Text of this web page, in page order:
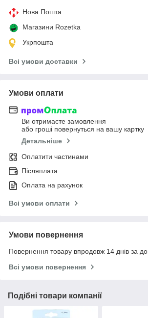
Нова Пошта
Магазини Rozetka
Укрпошта
Всі умови доставки
Умови оплати
Ви отримаєте замовлення
або гроші повернуться на вашу картку
Детальніше
Оплатити частинами
Післяплата
Оплата на рахунок
Всі умови оплати
Умови повернення
Повернення товару впродовж 14 днів за
Всі умови повернення
Подібні товари компанії